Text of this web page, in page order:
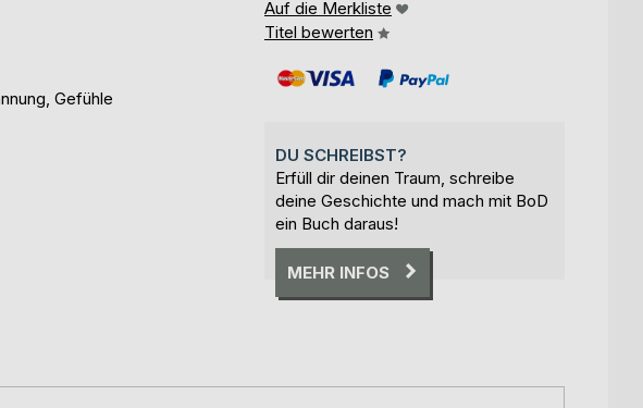
Gefühle
Auf die Merkliste
Titel bewerten
DU SCHREIBST?
Erfüll dir deinen Traum, schreibe
deine Geschichte und mach mit BoD
ein Buch daraus!
MEHR INFOS